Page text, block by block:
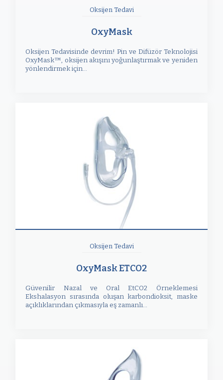
Oksijen Tedavi
OxyMask
Oksijen Tedavisinde devrim! Pin ve Difüzör Teknolojisi
OxyMask™, oksijen akışını yoğunlaştırmak ve yeniden
yönlendirmek için...
Oksijen Tedavi
OxyMask ETCO2
Güvenilir Nazal ve Oral EtCO2 Örneklemesi
Ekshalasyon sırasında oluşan karbondioksit, maske
açıklıklarından çıkmasıyla eş zamanlı...